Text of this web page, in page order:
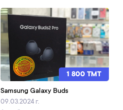
1 800 TMT
Samsung Galaxy Buds
09.03.2024 г.